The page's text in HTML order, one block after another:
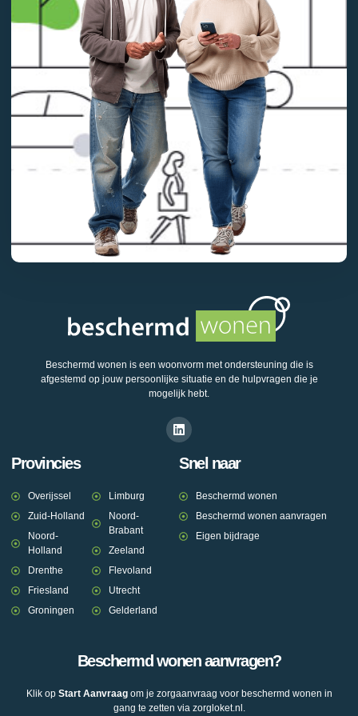
Beschermd wonen is een woonvorm met ondersteuning die is
afgestemd op jouw persoonlijke situatie en de hulpvragen die je
mogelijk hebt.
Provincies
Overijssel
Zuid-Holland
Noord-
Holland
Drenthe
Friesland
Groningen
Limburg
Noord-
Brabant
Zeeland
Flevoland
Utrecht
Gelderland
Snel naar
Beschermd wonen
Beschermd wonen aanvragen
Eigen bijdrage
Beschermd wonen aanvragen?
Klik op Start Aanvraagom je zorgaanvraag voor beschermd wonen in
gang te zetten via zorgloket.nl.